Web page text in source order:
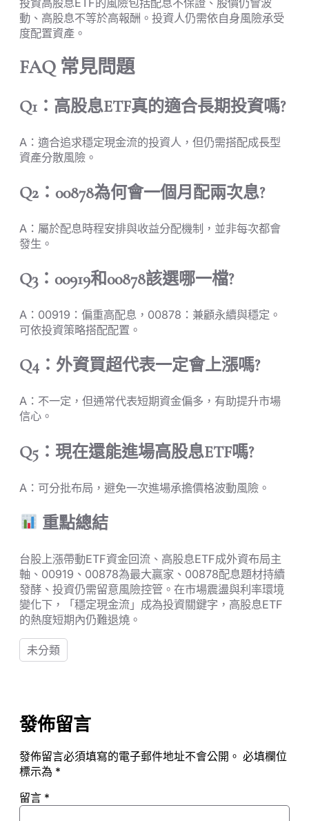
投資高股息ETF的風險包括配息不保證、股價仍會波
動、高股息不等於高報酬。投資人仍需依自身風險承受
度配置資產。
FAQ 常見問題
Q1：高股息ETF真的適合長期投資嗎?
A：適合追求穩定現金流的投資人，但仍需搭配成長型
資產分散風險。
Q2：00878為何會一個月配兩次息?
A：屬於配息時程安排與收益分配機制，並非每次都會
發生。
Q3：00919和00878該選哪一檔?
A：00919：偏重高配息，00878：兼顧永續與穩定。
可依投資策略搭配配置。
Q4：外資買超代表一定會上漲嗎?
A：不一定，但通常代表短期資金偏多，有助提升市場
信心。
Q5：現在還能進場高股息ETF嗎?
A：可分批布局，避免一次進場承擔價格波動風險。
重點總結
台股上漲帶動ETF資金回流、高股息ETF成外資布局主
軸、00919、00878為最大贏家、00878配息題材持續
發酵、投資仍需留意風險控管。在市場震盪與利率環境
變化下，「穩定現金流」成為投資關鍵字，高股息ETF
的熱度短期內仍難退燒。
未分類
發佈留言
發佈留言必須填寫的電子郵件地址不會公開。 必填欄位
標示為 *
留言 *